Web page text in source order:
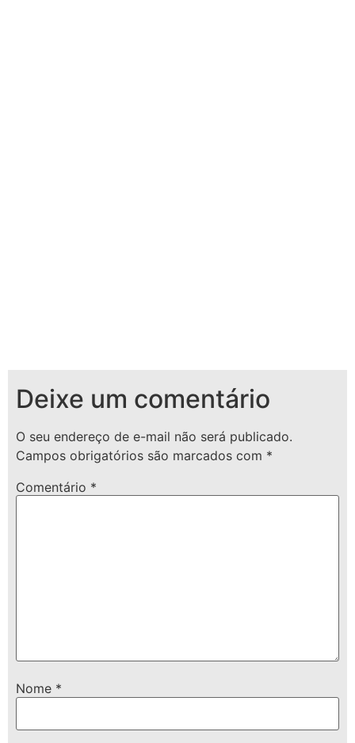
Deixe um comentário
O seu endereço de e-mail não será publicado.
Campos obrigatórios são marcados com *
Comentário *
Nome *